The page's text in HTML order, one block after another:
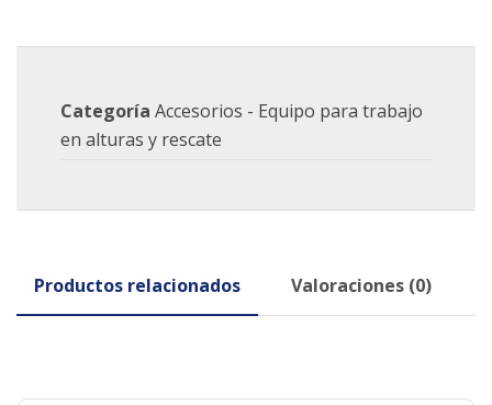
Categoría Accesorios - Equipo para trabajo
en alturas y rescate
Productos relacionados Valoraciones (0)